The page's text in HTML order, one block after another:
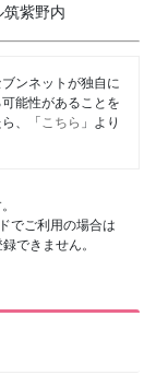
紫野内
ンネットが独自に
能性があることを
、「 こちら 」より
でご利用の場合は
できません。